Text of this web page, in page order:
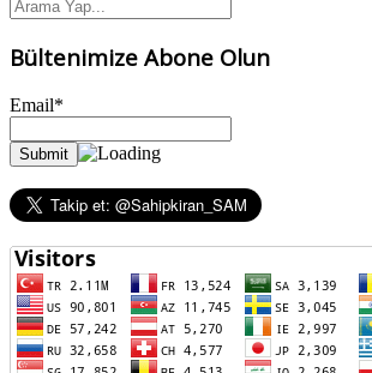
Bültenimize Abone Olun
Email*